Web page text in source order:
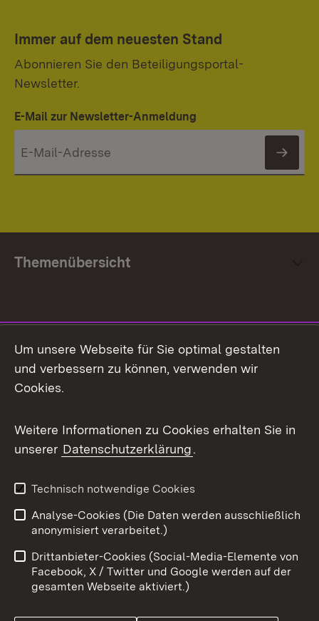
Immer auf dem neuesten Stand
Abonnieren Sie den Beteiligungsportal-
Newsletter.
E-Mail zur Newsletter-Anmeldung
Themenübersicht
Facebook
X / Twitter
Youtube
Impressum
Kontakt
Barrierefreiheit
Datenschutz
Cookies
Um unsere Webseite für Sie optimal gestalten
und verbessern zu können, verwenden wir
Cookies.
Weitere Informationen zu Cookies erhalten Sie in
unserer Datenschutzerklärung.
Technisch notwendige Cookies
Analyse-Cookies (Die Daten werden ausschließlich
anonymisiert verarbeitet.)
Drittanbieter-Cookies (Social-Media-Elemente von
Facebook, X / Twitter und Google werden auf der
gesamten Webseite aktiviert.)